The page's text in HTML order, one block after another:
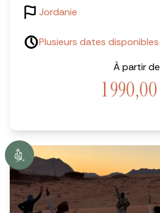
Jordanie
Plusieurs dates disponibles
À partir de
1 990,00